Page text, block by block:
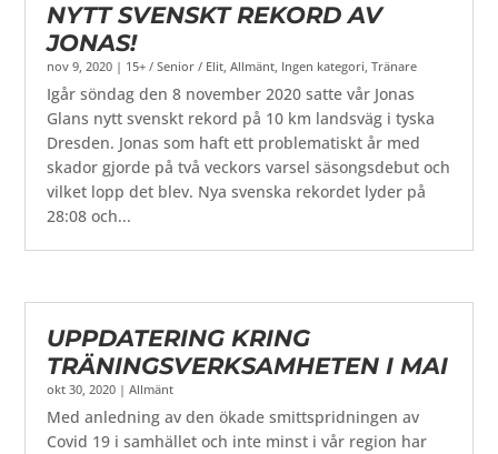
NYTT SVENSKT REKORD AV
JONAS!
nov 9, 2020 | 15+ / Senior / Elit,Allmänt, Ingen kategori,Tränare
Igår söndag den 8 november 2020 satte vår Jonas
Glans nytt svenskt rekord på 10 km landsväg i tyska
Dresden. Jonas som haft ett problematiskt år med
skador gjorde på två veckors varsel säsongsdebut och
vilket lopp det blev. Nya svenska rekordet lyder på
28:08 och...
UPPDATERING KRING
TRÄNINGSVERKSAMHETEN I MAI
okt 30, 2020 |Allmänt
Med anledning av den ökade smittspridningen av
Covid 19 i samhället och inte minst i vår region har